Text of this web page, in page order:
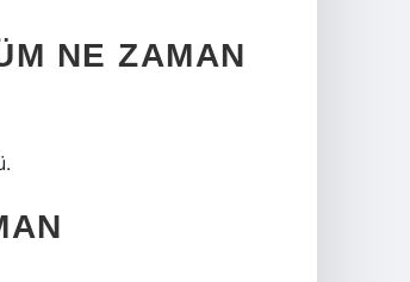
NE ZAMAN